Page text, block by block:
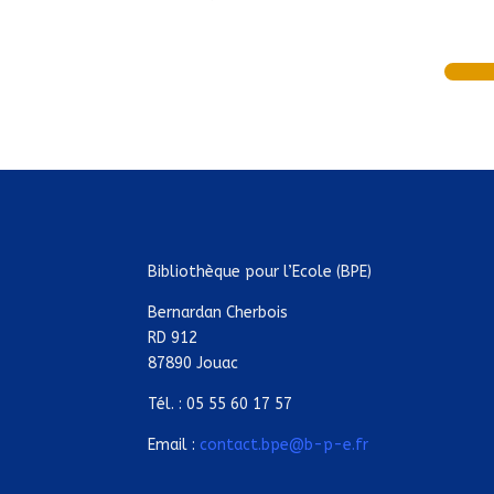
Bibliothèque pour l’Ecole (BPE)
Bernardan Cherbois
RD 912
87890 Jouac
Tél. : 05 55 60 17 57
Email : contact.bpe@b-p-e.fr